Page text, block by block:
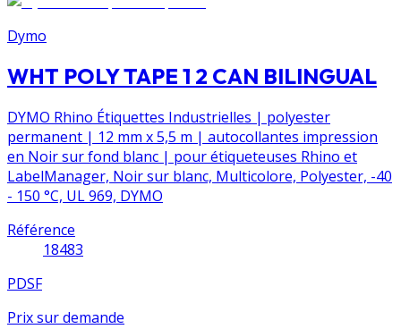
Dymo
WHT POLY TAPE 1 2 CAN BILINGUAL
DYMO Rhino Étiquettes Industrielles | polyester
permanent | 12 mm x 5,5 m | autocollantes impression
en Noir sur fond blanc | pour étiqueteuses Rhino et
LabelManager, Noir sur blanc, Multicolore, Polyester, -40
- 150 °C, UL 969, DYMO
Référence
18483
PDSF
Prix sur demande